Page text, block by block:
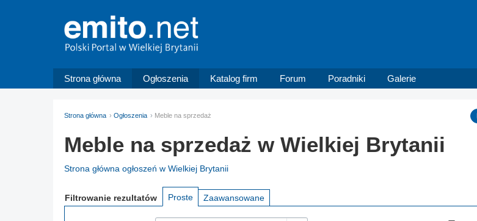
Strona główna Ogłoszenia Katalog firm Forum Poradniki Galerie
Strona główna Ogłoszenia Meble na sprzedaż
Meble na sprzedaż w Wielkiej Brytanii
Strona główna ogłoszeń w Wielkiej Brytanii
Filtrowanie rezultatów Proste Zaawansowane